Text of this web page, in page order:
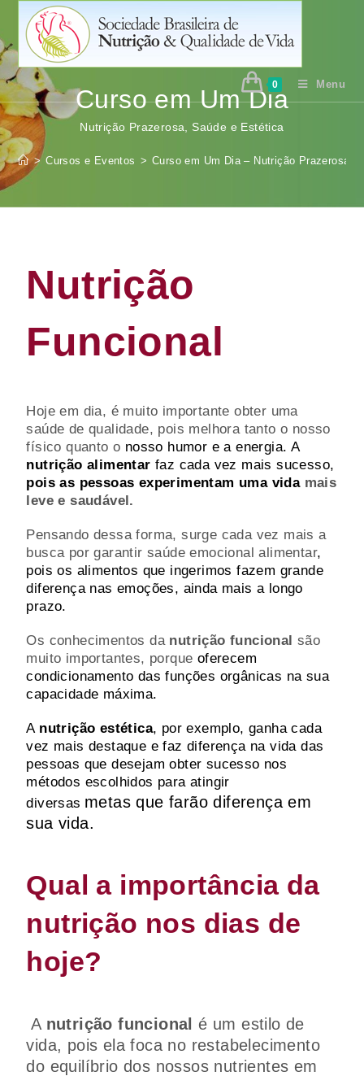
0 Menu
Curso em Um Dia
Nutrição Prazerosa, Saúde e Estética
> Cursos e Eventos > Curso em Um Dia – Nutrição Prazerosa,
Nutrição
Funcional
Hoje em dia, é muito importante obter uma
saúde de qualidade, pois melhora tanto o nosso
físico quanto o nosso humor e a energia. A
nutrição alimentar faz cada vez mais sucesso,
pois as pessoas experimentam uma vidamais
leve e saudável.
Pensando dessa forma, surge cada vez mais a
busca por garantir saúde emocional alimentar,
pois os alimentos que ingerimos fazem grande
diferença nas emoções, ainda mais a longo
prazo.
Os conhecimentos da nutrição funcionalsão
muito importantes, porque oferecem
condicionamento das funções orgânicas na sua
capacidade máxima.
A nutrição estética, por exemplo, ganha cada
vez mais destaque e faz diferença na vida das
pessoas que desejam obter sucesso nos
métodos escolhidos para atingir
diversas metas que farão diferença em
sua vida.
Qual a importância da
nutrição nos dias de
hoje?
A nutrição funcional é um estilo de
vida, pois ela foca no restabelecimento
do equilíbrio dos nossos nutrientes em